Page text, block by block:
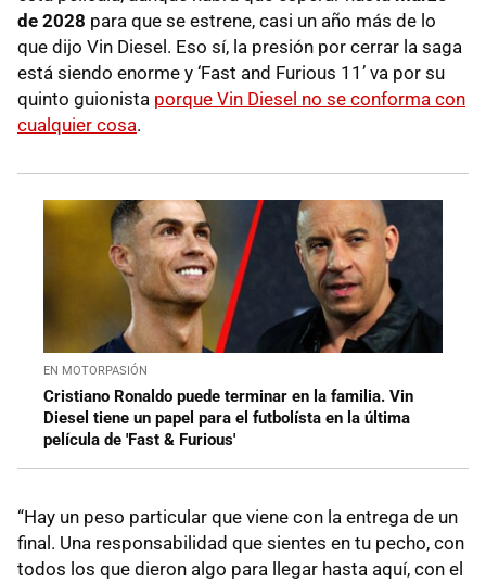
de 2028 para que se estrene, casi un año más de lo
que dijo Vin Diesel. Eso sí, la presión por cerrar la saga
está siendo enorme y ‘Fast and Furious 11’ va por su
quinto guionista porque Vin Diesel no se conforma con
cualquier cosa.
EN MOTORPASIÓN
Cristiano Ronaldo puede terminar en la familia. Vin
Diesel tiene un papel para el futbolísta en la última
película de 'Fast & Furious'
“Hay un peso particular que viene con la entrega de un
final. Una responsabilidad que sientes en tu pecho, con
todos los que dieron algo para llegar hasta aquí, con el